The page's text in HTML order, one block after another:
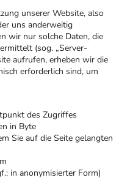
unserer Website, also
uns anderweitig
wir nur solche Daten, die
(sog. „Server-
aufrufen, erheben wir die
erforderlich sind, um
des Zugriffes
in Byte
Sie auf die Seite gelangten
in anonymisierter Form)